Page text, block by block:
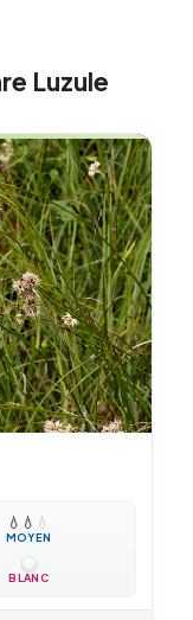
Luzule
💧 💧 💧
MOYEN
BLANC